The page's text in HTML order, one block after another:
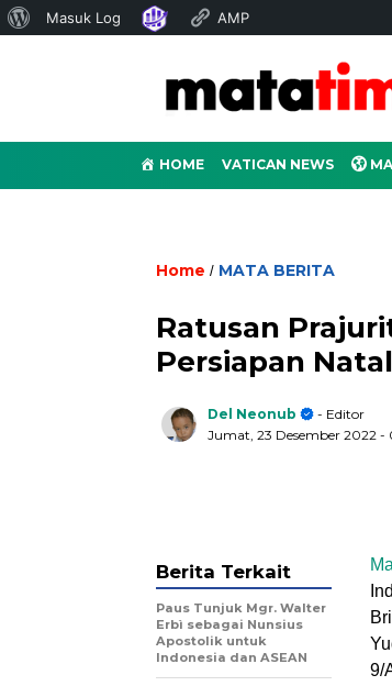
Tentang
Masuk Log AMP
HOME VATICAN NEWS
Home / MATA BERITA
Ratusan
Persiapan Natal
Del Neonub
- Editor
Jumat, 23 Desember 2022 -
9/
Berita Terkait
Paus Tunjuk Mgr. Walter
Erbì sebagai Nunsius
Apostolik untuk
Indonesia dan ASEAN